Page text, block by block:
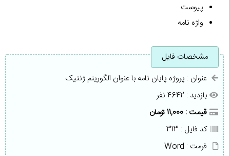
پیوست
واژه نامه
مشخصات فایل
عنوان : پروژه پایان نامه با عنوان الگوریتم ژنتیک
بازدید : 4642 نفر
قیمت : 11,000 تومان
کد فایل : 313
فرمت : Word